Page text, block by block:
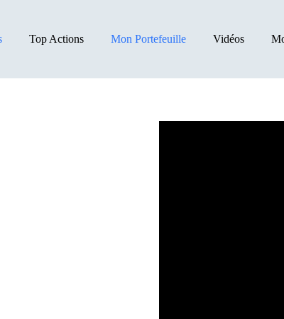
Top Actions Mon Portefeuille Vidéos